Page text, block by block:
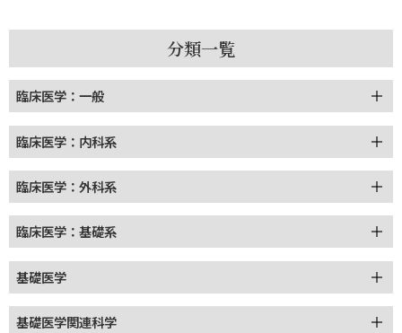
分類一覧
臨床医学：一般
臨床医学：内科系
臨床医学：外科系
臨床医学：基礎系
基礎医学
基礎医学関連科学